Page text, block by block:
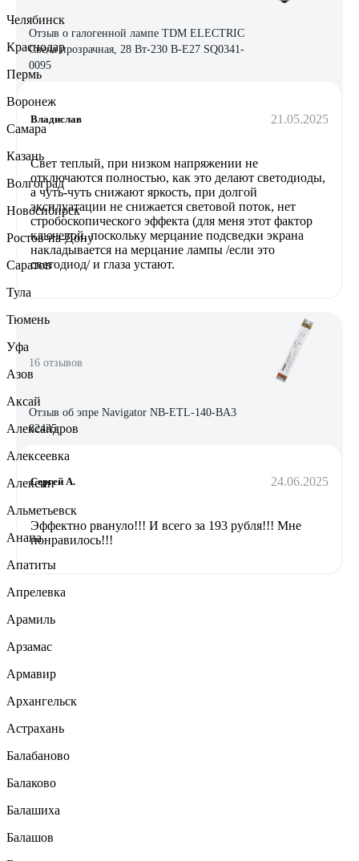
Отзыв о галогенной лампе TDM ELECTRIC
Свеча прозрачная, 28 Вт-230 В-Е27 SQ0341-
0095
Владислав 21.05.2025
Свет теплый, при низком напряжении не
отключаются полностью, как это делают светодиоды,
а чуть-чуть снижают яркость, при долгой
эксплуатации не снижается световой поток, нет
стробоскопического эффекта (для меня этот фактор
ключевой, поскольку мерцание подсведки экрана
накладывается на мерцание лампы /если это
светодиод/ и глаза устают.
16 отзывов
Отзыв об эпре Navigator NB-ETL-140-BA3
82435
Сергей А. 24.06.2025
Эффектно рвануло!!! И всего за 193 рубля!!! Мне
понравилось!!!
Челябинск
Краснодар
Пермь
Воронеж
Самара
Казань
Волгоград
Новосибирск
Ростов-на-Дону
Саратов
Тула
Тюмень
Уфа
Азов
Аксай
Александров
Алексеевка
Алексин
Альметьевск
Анапа
Апатиты
Апрелевка
Арамиль
Арзамас
Армавир
Архангельск
Астрахань
Балабаново
Балаково
Балашиха
Балашов